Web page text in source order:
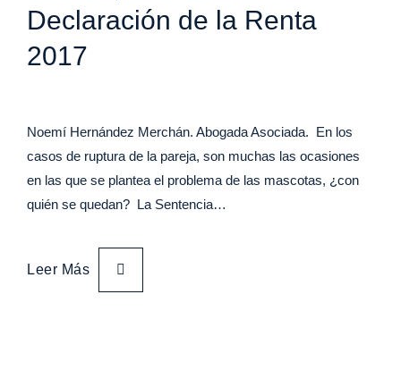
Declaración de la Renta
2017
Noemí Hernández Merchán. Abogada Asociada. En los
casos de ruptura de la pareja, son muchas las ocasiones
en las que se plantea el problema de las mascotas, ¿con
quién se quedan? La Sentencia…
Leer Más